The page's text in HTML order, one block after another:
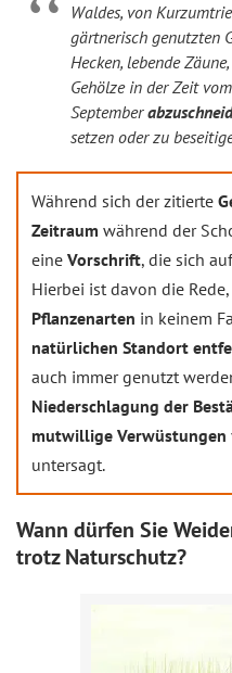
Waldes, von
gärtnerisch genutzten
Hecken, lebende
Gehölze in der Zeit
September
setzen oder zu
Während sich der zitierte
Zeitraum während der
eine Vorschrift, die sich
Hierbei ist davon die Rede,
Pflanzenarten in keinem
natürlichen Standort
auch immer genutzt
Niederschlagung der
mutwillige Verwüstungen
untersagt.
Wann dürfen Sie
trotz Naturschutz?